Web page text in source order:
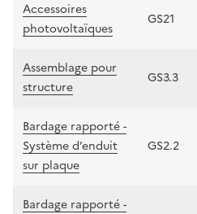
Accessoires
photovoltaïques
GS21
Assemblage pour
structure
GS3.3
Bardage rapporté -
Système d’enduit
sur plaque
GS2.2
Bardage rapporté -